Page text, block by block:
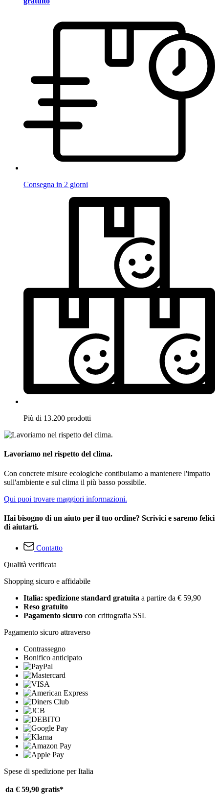
Consegna in 2 giorni
Più di 13.200 prodotti
Lavoriamo nel rispetto del clima.
Con concrete misure ecologiche contibuiamo a mantenere l'impatto
sull'ambiente e sul clima il più basso possibile.
Qui puoi trovare maggiori informazioni.
Hai bisogno di un aiuto per il tuo ordine? Scrivici e saremo felici
di aiutarti.
Contatto
Qualità verificata
Shopping sicuro e affidabile
Italia: spedizione standard gratuita a partire da € 59,90
Reso gratuito
Pagamento sicuro con crittografia SSL
Pagamento sicuro attraverso
Contrassegno
Bonifico anticipato
Spese di spedizione per Italia
da € 59,90 gratis*